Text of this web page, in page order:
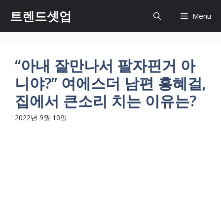
츠
트렌드셋업 Menu
“아내 잘만나서 팔자핀거 아
니야?” 여에스더 남편 홍혜걸,
집에서 큰소리 치는 이유는?
2022년 9월 10일